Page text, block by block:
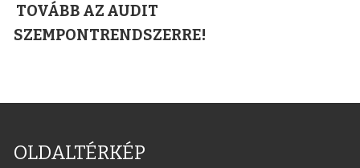
TOVÁBB AZ AUDIT
SZEMPONTRENDSZERRE!
OLDALTÉRKÉP